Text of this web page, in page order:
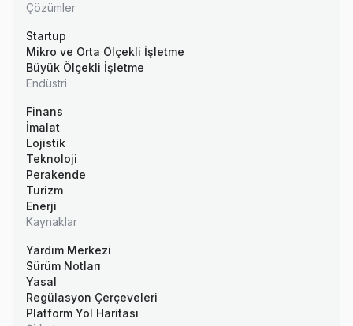
Çözümler
Startup
Mikro ve Orta Ölçekli İşletme
Büyük Ölçekli İşletme
Endüstri
Finans
İmalat
Lojistik
Teknoloji
Perakende
Turizm
Enerji
Kaynaklar
Yardım Merkezi
Sürüm Notları
Yasal
Regülasyon Çerçeveleri
Platform Yol Haritası